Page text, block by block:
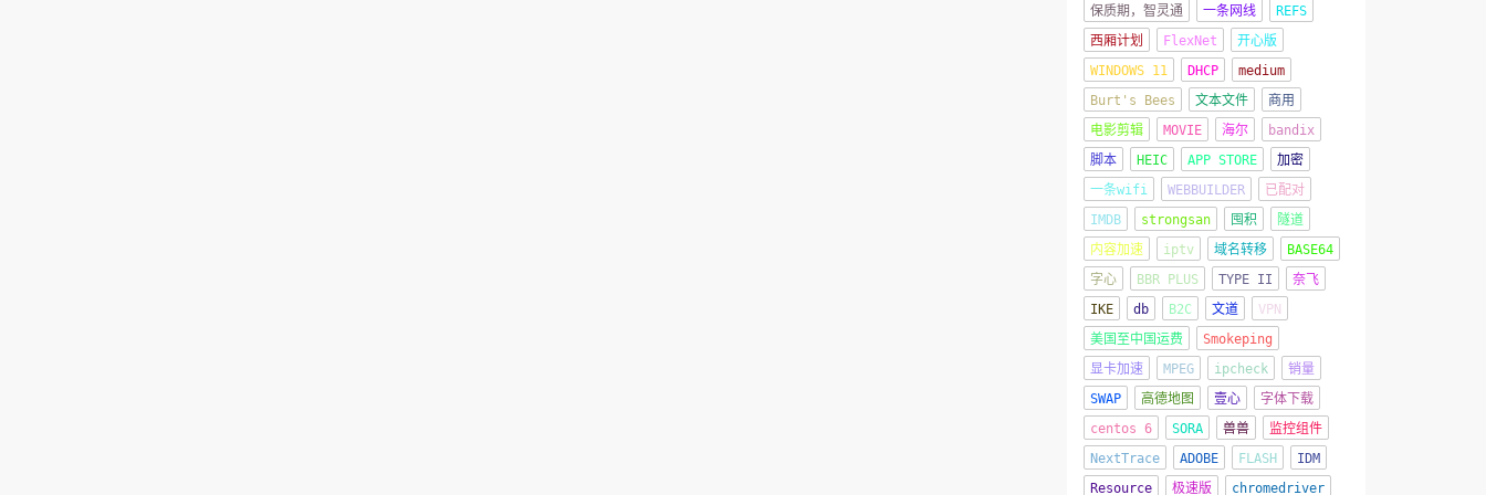
保质期，智灵通
一条网线
REFS
西厢计划
FlexNet
开心版
WINDOWS 11
DHCP
medium
Burt's Bees
文本文件
商用
电影剪辑
MOVIE 海尔
bandix
脚本
HEIC APP STORE
加密
一条wifi
WEBBUILDER
已配对
IMDB
strongsan 囤积
隧道
内容加速
iptv 域名转移
BASE64
字心
BBR PLUS TYPE II
奈飞
IKE
db B2C 文道
VPN
美国至中国运费
Smokeping
显卡加速
MPEG ipcheck
销量
SWAP
高德地图 壹心
字体下载
centos 6
SORA 兽兽
监控组件
NextTrace
ADOBE FLASH
IDM
Resource
极速版 chromedriver